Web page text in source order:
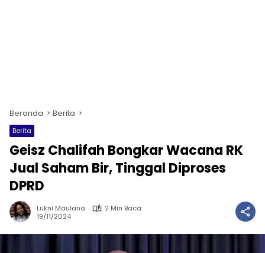
Beranda Berita
Berita
Geisz Chalifah Bongkar Wacana RK
Jual Saham Bir, Tinggal Diproses
DPRD
Lukni Maulana
2 Min Baca
19/11/2024